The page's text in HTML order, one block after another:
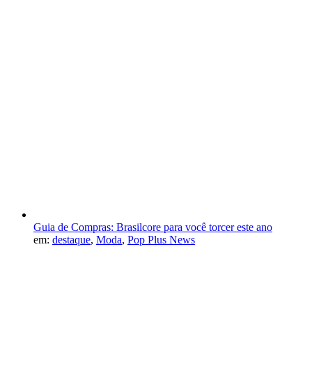
Guia de Compras: Brasilcore para você torcer este ano
em: destaque, Moda, Pop Plus News